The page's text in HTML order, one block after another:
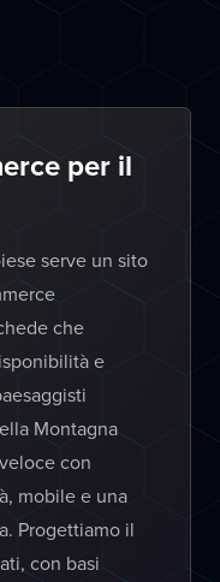
per il
serve un sito
che
e
Montagna
con
mobile e una
Progettiamo il
con basi